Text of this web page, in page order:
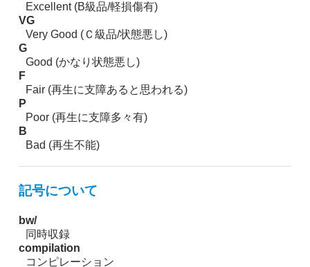
Excellent (B級品/軽損傷有)
VG
Very Good (Ｃ級品/状態悪し)
G
Good (かなり状態悪し)
F
Fair (再生に支障あると思われる)
P
Poor (再生に支障多々有)
B
Bad (再生不能)
記号について
bw/
同時収録
compilation
コンピレーション